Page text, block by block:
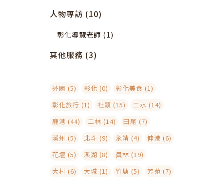
人物專訪 (10)
彰化導覽老師 (1)
其他服務 (3)
芬園 (5) 彰化 (0)
彰化美食 (1)
彰化旅行 (1)
社頭 (15)
二水 (14)
鹿港 (44)
二林 (14)
田尾 (7)
溪州 (5)
北斗 (9) 永靖 (4)
伸港 (6)
花壇 (5)
溪湖 (8)
員林 (19)
大村 (6)
大城 (1) 竹塘 (5)
芳苑 (7)